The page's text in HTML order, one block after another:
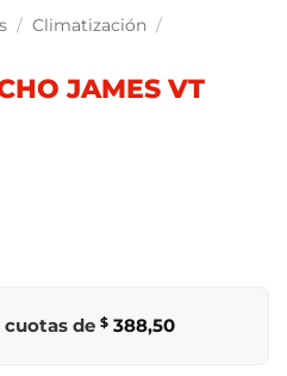
/ Climatización /
JAMES VT
cuotas de $ 388,50